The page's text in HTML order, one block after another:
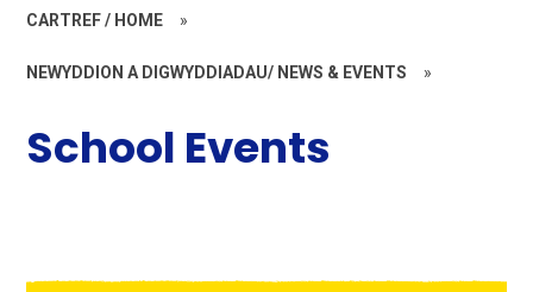
CARTREF / HOME »
NEWYDDION A DIGWYDDIADAU/ NEWS & EVENTS »
School Events